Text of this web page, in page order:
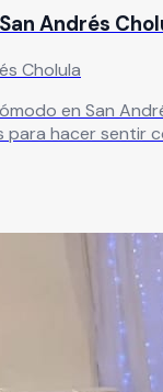
Andrés
Cholula
en San
para hacer sentir